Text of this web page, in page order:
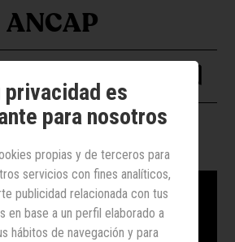
ANCAP
privacidad es
para nosotros
propias y de terceros para
servicios con fines analíticos,
publicidad relacionada con tus
en base a un perfil elaborado a
hábitos de navegación y para